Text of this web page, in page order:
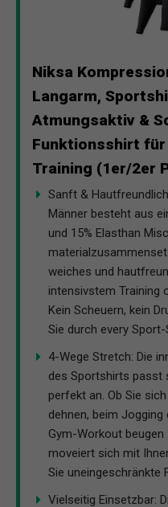
Niksa
Langarm,
Atmungsaktiv &
Funktionsshirt für
Training (1er/2er
Sanft &
Männer besteht aus
und 15% Elasthan
weiches und
intensivstem Training
Kein Scheuern, kein
Sie durch every
4-Wege Stretch: Die
des Sportshirts passt
perfekt an. Ob Sie
dehnen, beim
Gym-Workout
moveiert sich mit
Sie uneingeschränkte
Vielseitig Einsetzbar: